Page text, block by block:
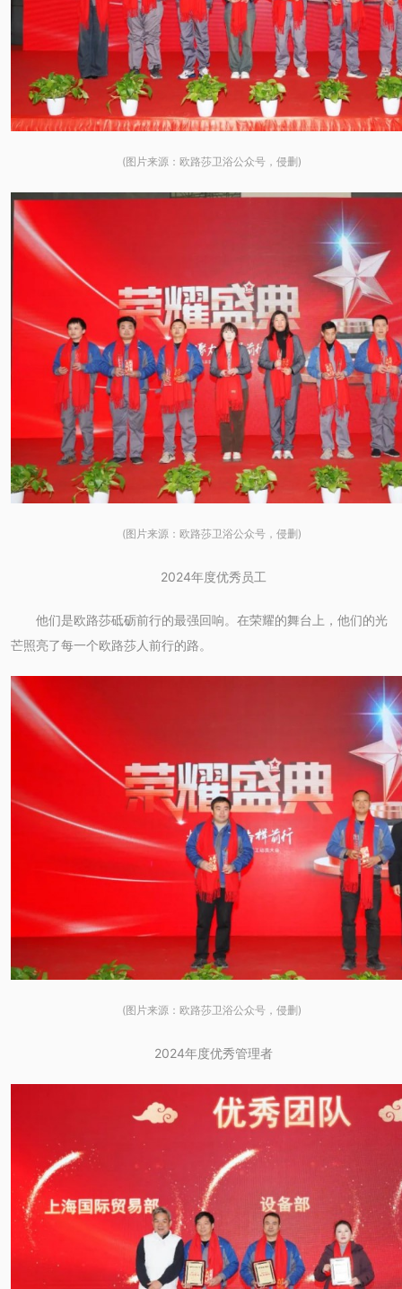
(图片来源：欧路莎卫浴公众号，侵删)
(图片来源：欧路莎卫浴公众号，侵删)
2024年度优秀员工
他们是欧路莎砥砺前行的最强回响。在荣耀的舞台上，他们的光
芒照亮了每一个欧路莎人前行的路。
(图片来源：欧路莎卫浴公众号，侵删)
2024年度优秀管理者